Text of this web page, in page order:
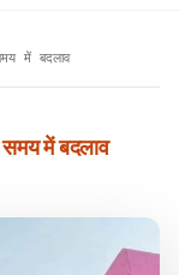
में बदलाव
समय में बदलाव